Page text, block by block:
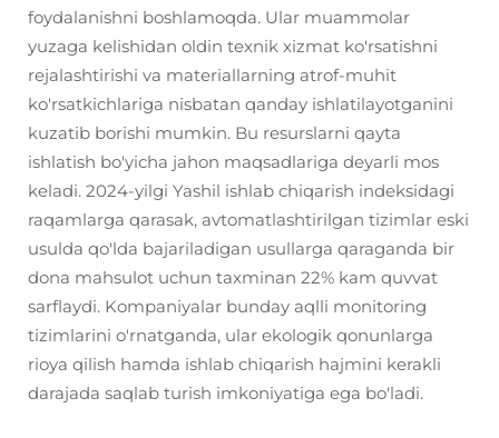
foydalanishni boshlamoqda. Ular muammolar
yuzaga kelishidan oldin texnik xizmat ko'rsatishni
rejalashtirishi va materiallarning atrof-muhit
ko'rsatkichlariga nisbatan qanday ishlatilayotganini
kuzatib borishi mumkin. Bu resurslarni qayta
ishlatish bo'yicha jahon maqsadlariga deyarli mos
keladi. 2024-yilgi Yashil ishlab chiqarish indeksidagi
raqamlarga qarasak, avtomatlashtirilgan tizimlar eski
usulda qo'lda bajariladigan usullarga qaraganda bir
dona mahsulot uchun taxminan 22% kam quvvat
sarflaydi. Kompaniyalar bunday aqlli monitoring
tizimlarini o'rnatganda, ular ekologik qonunlarga
rioya qilish hamda ishlab chiqarish hajmini kerakli
darajada saqlab turish imkoniyatiga ega bo'ladi.